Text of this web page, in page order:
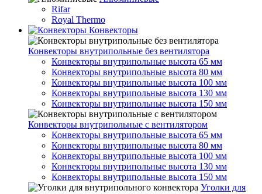
Rifar
Royal Thermo
Конвекторы
Конвекторы внутрипольные без вентилятора
Конвекторы внутрипольные высота 65 мм
Конвекторы внутрипольные высота 80 мм
Конвекторы внутрипольные высота 100 мм
Конвекторы внутрипольные высота 130 мм
Конвекторы внутрипольные высота 150 мм
Конвекторы внутрипольные с вентилятором
Конвекторы внутрипольные высота 65 мм
Конвекторы внутрипольные высота 80 мм
Конвекторы внутрипольные высота 100 мм
Конвекторы внутрипольные высота 130 мм
Конвекторы внутрипольные высота 150 мм
Уголки для